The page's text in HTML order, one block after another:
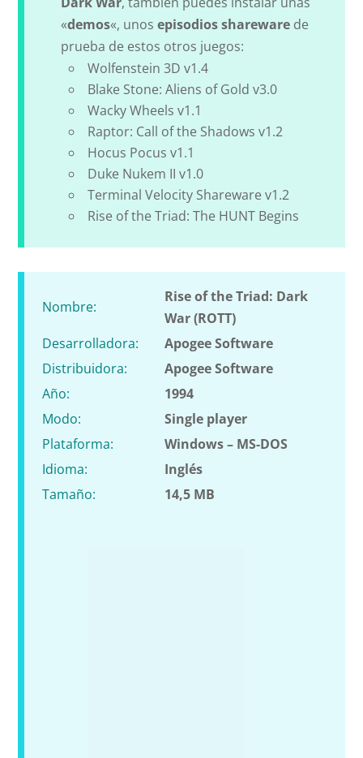
«demos«, unosepisodios shareware de
prueba de estos otros juegos:
Wolfenstein 3D v1.4
Blake Stone: Aliens of Gold v3.0
Wacky Wheels v1.1
Raptor: Call of the Shadows v1.2
Hocus Pocus v1.1
Duke Nukem II v1.0
Terminal Velocity Shareware v1.2
Rise of the Triad: The HUNT Begins
Nombre:
Rise of the Triad: Dark
War (ROTT)
Desarrolladora:
Apogee Software
Distribuidora:
Apogee Software
Año:
1994
Modo:
Single player
Plataforma:
Windows – MS-DOS
Idioma:
Inglés
Tamaño:
14,5 MB